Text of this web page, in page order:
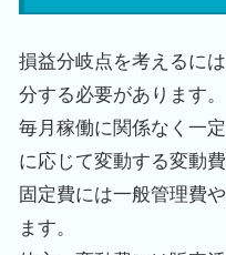
損益分岐点を考えるに
分する必要があります。
毎月稼働に関係なく一
に応じて変動する変動費
固定費には一般管理費
ます。